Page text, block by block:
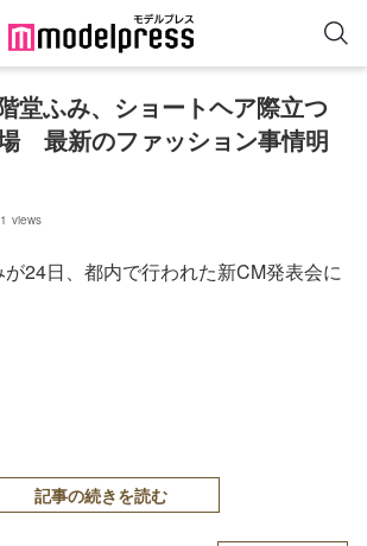
堂ふみ、ショートヘア際立つ
最新のファッション事情明
views
24日、都内で行われた新CM発表会に
記事の続きを読む